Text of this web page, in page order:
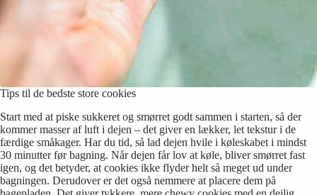
Tips til de bedste store cookies
Start med at piske sukkeret og smørret godt sammen i starten, så der
kommer masser af luft i dejen – det giver en lækker, let tekstur i de
færdige småkager. Har du tid, så lad dejen hvile i køleskabet i mindst
30 minutter før bagning. Når dejen får lov at køle, bliver smørret fast
igen, og det betyder, at cookies ikke flyder helt så meget ud under
bagningen. Derudover er det også nemmere at placere dem på